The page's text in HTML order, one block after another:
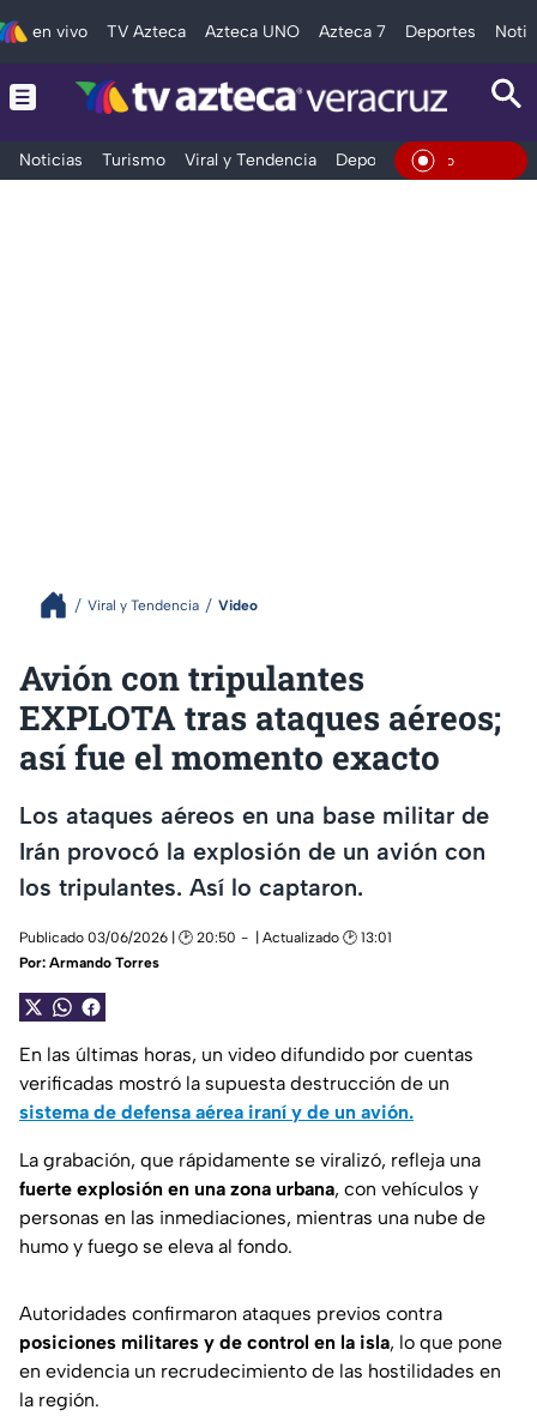
en vivo TV Azteca Azteca UNO Azteca 7 Deportes
Noticias Turismo Viral y Tendencia Deportes Espectáculos
En
Viral y Tendencia Video
Avión con tripulantes
EXPLOTA tras ataques aéreos;
así fue el momento exacto
Los ataques aéreos en una base militar de
Irán provocó la explosión de un avión con
los tripulantes. Así lo captaron.
Publicado 03/06/2026 | 🕑 20:50
| Actualizado 🕑 13:01
Por: Armando Torres
En las últimas horas, un video difundido por cuentas
verificadas mostró la supuesta destrucción de un
sistema de defensa aérea iraní y de un avión.
La grabación, que rápidamente se viralizó, refleja una
fuerte explosión en una zona urbana, con vehículos y
personas en las inmediaciones, mientras una nube de
humo y fuego se eleva al fondo.
Autoridades confirmaron ataques previos contra
posiciones militares y de control en la isla, lo que pone
en evidencia un recrudecimiento de las hostilidades en
la región.